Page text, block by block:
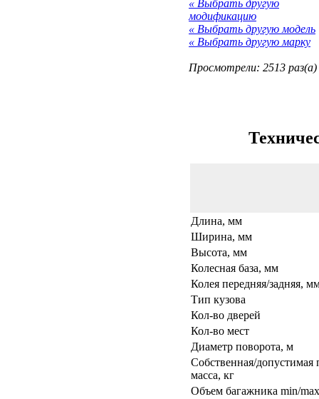
« Выбрать другую
модификацию
« Выбрать другую модель
« Выбрать другую марку
Просмотрели: 2513 раз(а)
Длина, мм
Ширина, мм
Высота, мм
Колесная база, мм
Колея передняя/задняя,
Тип кузова
Кол-во дверей
Кол-во мест
Диаметр поворота, м
Собственная/допустимая
масса, кг
Объем багажника min/